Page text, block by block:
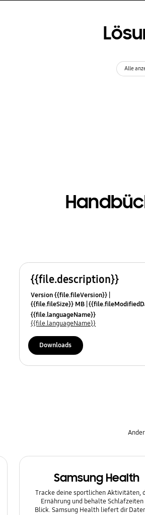
Alle
{{file.description}}
Version {{file.fileVersion}}
{{file.fileSize}} MB
{{file.osNames}}
{{file.languageName}}
{{file.languageName}}
Downloads
Samsung Health
Tracke deine sportlichen Aktivitäten,
Ernährung und behalte Schlafzeiten
Blick. Samsung Health liefert dir